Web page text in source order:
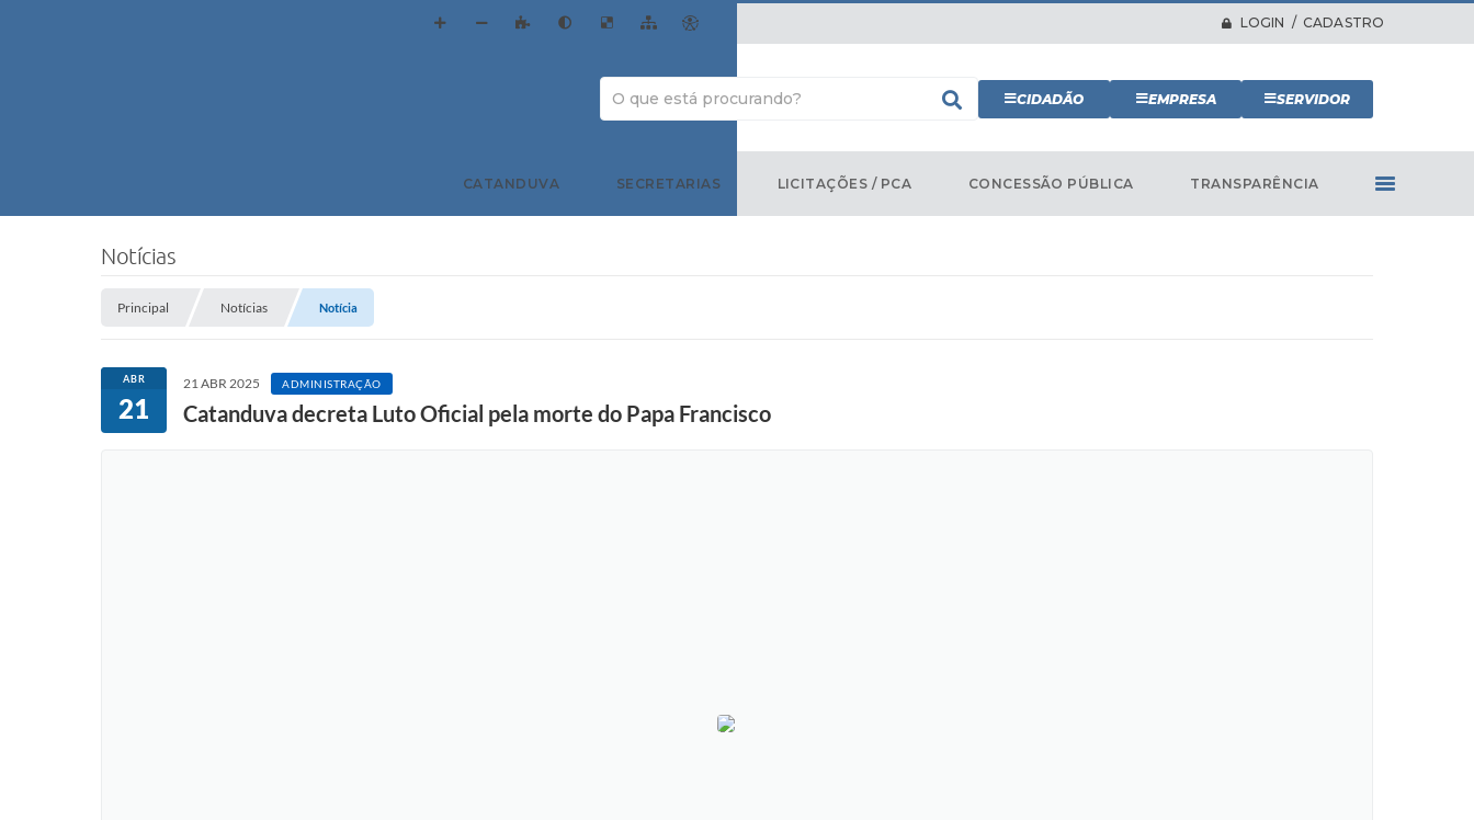
LOGIN / CADASTRO
CIDADÃO EMPRESA SERVIDOR
CATANDUVA SECRETARIAS LICITAÇÕES / PCA CONCESSÃO PÚBLICA TRANSPARÊNCIA
Notícias
Principal Notícias Notícia
ABR
21
21 ABR 2025 ADMINISTRAÇÃO
Catanduva decreta Luto Oficial pela morte do Papa Francisco